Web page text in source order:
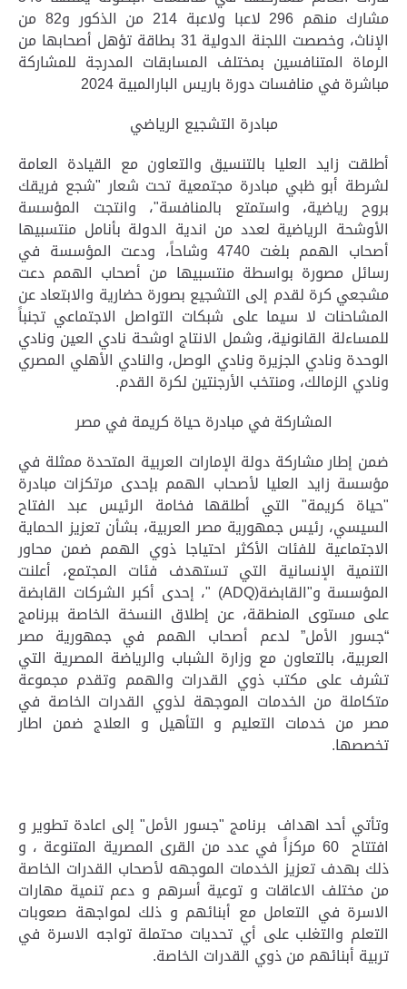
مشارك منهم 296 لاعبا ولاعبة 214 من الذكور و82 من
الإناث، وخصصت اللجنة الدولية 31 بطاقة تؤهل أصحابها من
الرماة المتنافسين بمختلف المسابقات المدرجة للمشاركة
مباشرة في منافسات دورة باريس البارالمبية 2024
مبادرة التشجيع الرياضي
أطلقت زايد العليا بالتنسيق والتعاون مع القيادة العامة
لشرطة أبو ظبي مبادرة مجتمعية تحت شعار "شجع فريقك
بروح رياضية، واستمتع بالمنافسة"، وانتجت المؤسسة
الأوشحة الرياضية لعدد من اندية الدولة بأنامل منتسبيها
أصحاب الهمم بلغت 4740 وشاحاً، ودعت المؤسسة في
رسائل مصورة بواسطة منتسبيها من أصحاب الهمم دعت
مشجعي كرة لقدم إلى التشجيع بصورة حضارية والابتعاد عن
المشاحنات لا سيما على شبكات التواصل الاجتماعي تجنباً
للمساءلة القانونية، وشمل الانتاج اوشحة نادي العين ونادي
الوحدة ونادي الجزيرة ونادي الوصل، والنادي الأهلي المصري
ونادي الزمالك، ومنتخب الأرجنتين لكرة القدم.
المشاركة في مبادرة حياة كريمة في مصر
ضمن إطار مشاركة دولة الإمارات العربية المتحدة ممثلة في
مؤسسة زايد العليا لأصحاب الهمم بإحدى مرتكزات مبادرة
"حياة كريمة" التي أطلقها فخامة الرئيس عبد الفتاح
السيسي، رئيس جمهورية مصر العربية، بشأن تعزيز الحماية
الاجتماعية للفئات الأكثر احتياجا ذوي الهمم ضمن محاور
التنمية الإنسانية التي تستهدف فئات المجتمع، أعلنت
المؤسسة و"القابضة" (ADQ)، إحدى أكبر الشركات القابضة
على مستوى المنطقة، عن إطلاق النسخة الخاصة ببرنامج
“جسور الأمل” لدعم أصحاب الهمم في جمهورية مصر
العربية، بالتعاون مع وزارة الشباب والرياضة المصرية التي
تشرف على مكتب ذوي القدرات والهمم وتقدم مجموعة
متكاملة من الخدمات الموجهة لذوي القدرات الخاصة في
مصر من خدمات التعليم و التأهيل و العلاج ضمن اطار
تخصصها.
وتأتي أحد اهداف برنامج "جسور الأمل" إلى اعادة تطوير و
افتتاح 60 مركزاً في عدد من القرى المصرية المتنوعة ، و
ذلك بهدف تعزيز الخدمات الموجهه لأصحاب القدرات الخاصة
من مختلف الاعاقات و توعية أسرهم و دعم تنمية مهارات
الاسرة في التعامل مع أبنائهم و ذلك لمواجهة صعوبات
التعلم والتغلب على أي تحديات محتملة تواجه الاسرة في
تربية أبنائهم من ذوي القدرات الخاصة.